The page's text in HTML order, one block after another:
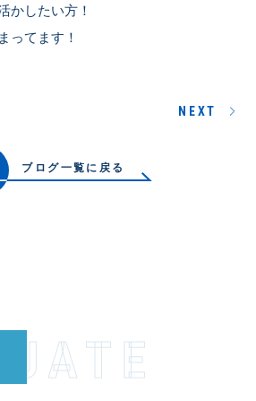
かしたい方！
ってます！
ブログ一覧に戻る
NEXT